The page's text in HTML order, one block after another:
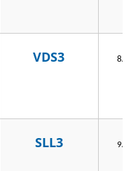
VDS3 8/4/
SLL3 9/4/